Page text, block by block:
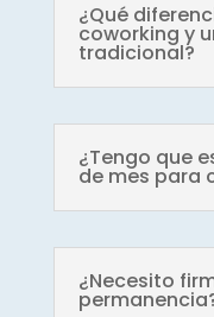
¿Qué
coworking y
tradicional?
¿Tengo que
de mes para
¿Necesito